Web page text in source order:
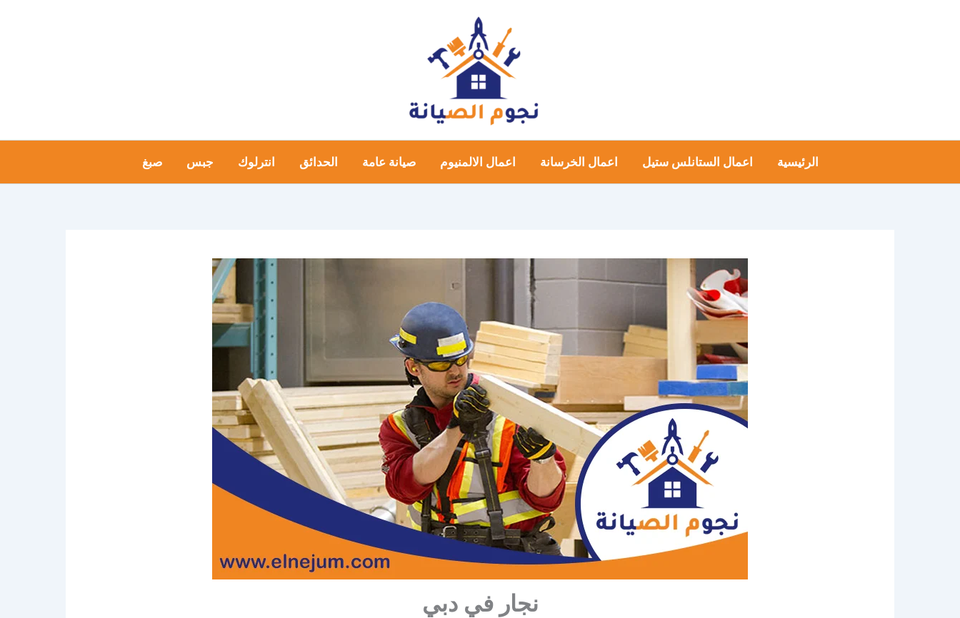
الرئيسية اعمال الستانلس ستيل اعمال الخرسانة اعمال الالمنيوم صيانة عامة الحدائق انترلوك جبس صبغ
نجار في دبي